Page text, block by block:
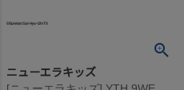
ニューエラキッズ